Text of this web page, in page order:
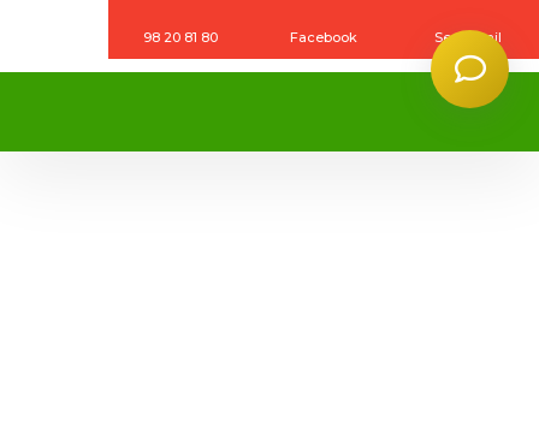
98 20 81 80 Facebook Send mail